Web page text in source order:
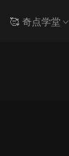
🥰 奇点学堂